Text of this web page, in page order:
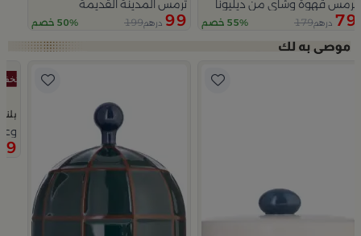
ترمس قهوة وشاي من ديليونا
79 درهم179 55% خصم
ترمس المدينة القديمة
99 درهم199 50% خصم
Slide 1 of 5
وعاء